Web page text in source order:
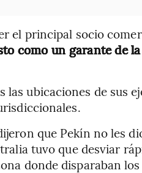
el principal socio
como un garante de
las ubicaciones de sus
que Pekín no les
tuvo que desviar
donde disparaban